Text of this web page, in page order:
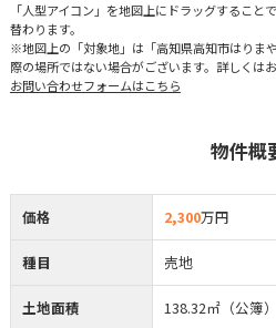
「人型アイコン」を地図上にドラッグするこ
替わります。
※地図上の「対象地」は「高知県高知市はりま
際の場所ではない場合がございます。詳しくは
お問い合わせフォームはこちら
物件概
価格 2,300万円
種目 売地
土地面積 138.32㎡（公簿）